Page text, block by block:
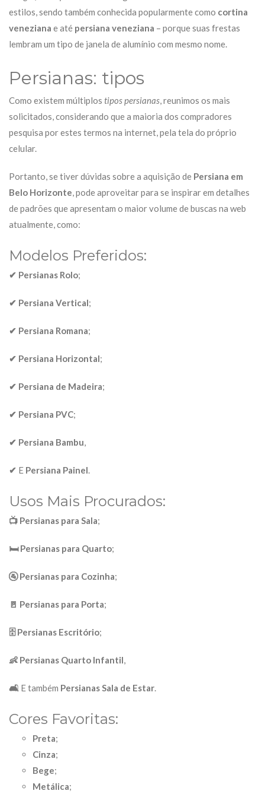
estilos, sendo também conhecida popularmente como cortina
veneziana e até persiana veneziana – porque suas frestas
lembram um tipo de janela de alumínio com mesmo nome.
Persianas: tipos
Como existem múltiplos tipos persianas , reunimos os mais
solicitados, considerando que a maioria dos compradores
pesquisa por estes termos na internet, pela tela do próprio
celular.
Portanto, se tiver dúvidas sobre a aquisição de Persiana em
Belo Horizonte , pode aproveitar para se inspirar em detalhes
de padrões que apresentam o maior volume de buscas na web
atualmente, como:
Modelos Preferidos:
✔ Persianas Rolo;
✔ Persiana Vertical;
✔ Persiana Romana;
✔ Persiana Horizontal;
✔ Persiana de Madeira;
✔ Persiana PVC;
✔ Persiana Bambu
✔ E Persiana Painel
Usos Mais Procurados:
📺 Persianas para Sala;
🛏 Persianas para Quarto;
🚰 Persianas para Cozinha;
🚪 Persianas para Porta;
🗄 Persianas Escritório;
👶 Persianas Quarto Infantil
🛋 E também Persianas Sala de Estar
Cores Favoritas:
Preta;
Cinza;
Bege;
Metálica;